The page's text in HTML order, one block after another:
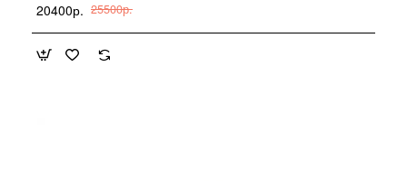
20400р. 25500р.